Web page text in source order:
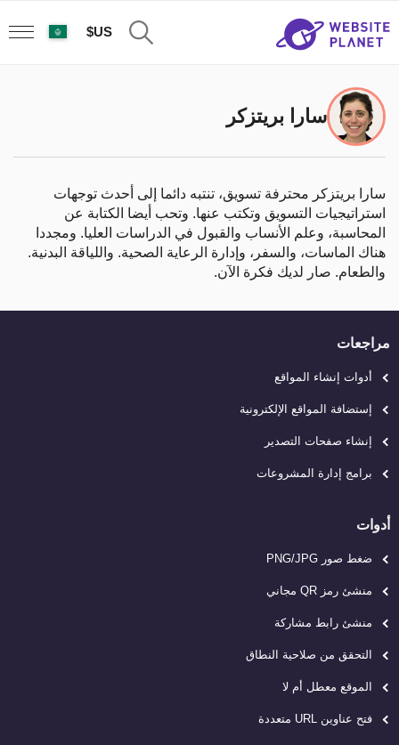
US$
سارا بريتزكر
سارا بريتزكر محترفة تسويق، تنتبه دائما إلى أحدث توجهات
استراتيجيات التسويق وتكتب عنها. وتحب أيضا الكتابة عن
المحاسبة، وعلم الأنساب والقبول في الدراسات العليا. ومجددا
هناك الماسات، والسفر، وإدارة الرعاية الصحية. واللياقة البدنية.
والطعام. صار لديك فكرة الآن.
مراجعات
أدوات إنشاء المواقع
إستضافة المواقع الإلكترونية
إنشاء صفحات التصدير
برامج إدارة المشروعات
أدوات
ضغط صور PNG/JPG
منشئ رمز QR مجاني
منشئ رابط مشاركة
التحقق من صلاحية النطاق
الموقع معطل أم لا
فتح عناوين URL متعددة